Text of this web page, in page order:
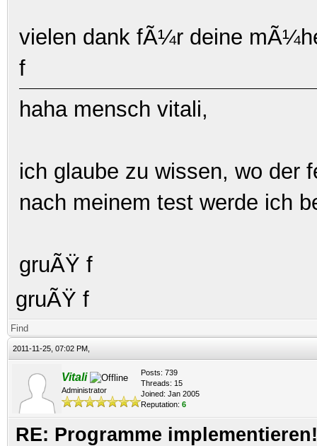
vielen dank fÃ¼r deine
f
haha mensch vitali,
ich glaube zu wissen, wo der
nach meinem test werde ich
gruÃŸ f
gruÃŸ f
Find
2011-11-25, 07:02 PM,
Vitali
Administrator
Posts: 739
Threads: 15
Joined: Jan 2005
Reputation: 6
RE: Programme